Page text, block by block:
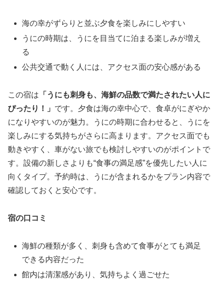
海の幸がずらりと並ぶ夕食を楽しみにしやすい
うにの時期は、うにを目当てに泊まる楽しみが増え
る
公共交通で動く人には、アクセス面の安心感がある
この宿は 「うにも刺身も、海鮮の品数で満たされたい人に
ぴったり！」 です。夕食は海の幸中心で、食卓がにぎやか
になりやすいのが魅力。うにの時期に合わせると、うにを
楽しみにする気持ちがさらに高まります。アクセス面でも
動きやすく、車がない旅でも検討しやすいのがポイントで
す。設備の新しさよりも“食事の満足感”を優先したい人に
向くタイプ。予約時は、うにが含まれるかをプラン内容で
確認しておくと安心です。
宿の口コミ
海鮮の種類が多く、刺身も含めて食事がとても満足
できる内容だった
館内は清潔感があり、気持ちよく過ごせた